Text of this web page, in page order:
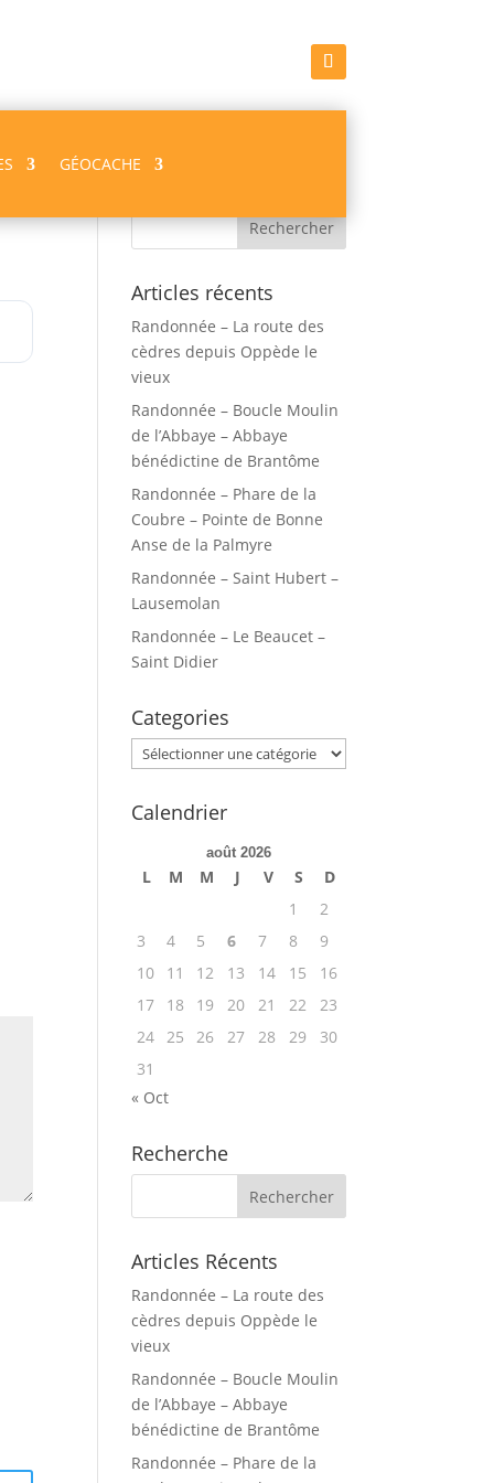
GÉOCACHE
Articles récents
Randonnée – La route des
cèdres depuis Oppède le
vieux
Randonnée – Boucle Moulin
de l’Abbaye – Abbaye
bénédictine de Brantôme
Randonnée – Phare de la
Coubre – Pointe de Bonne
Anse de la Palmyre
Randonnée – Saint Hubert –
Lausemolan
Randonnée – Le Beaucet –
Saint Didier
Categories
Categories
Calendrier
août 2026
L M M J V S
D
1
2
3
4 5 6 7 8
9
10
11 12 13 14 15
16
17
18 19 20 21 22
23
24 25 26 27 28 29
30
31
« Oct
Recherche
Articles Récents
Randonnée – La route des
cèdres depuis Oppède le
vieux
Randonnée – Boucle Moulin
de l’Abbaye – Abbaye
bénédictine de Brantôme
Randonnée – Phare de la